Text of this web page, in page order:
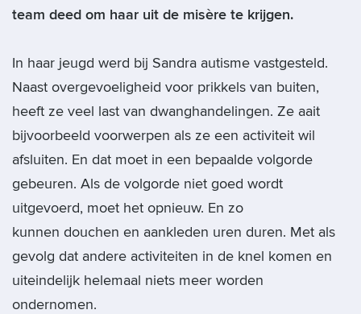
team deed om haar uit de misère te krijgen.
In haar jeugd werd bij Sandra autisme vastgesteld.
Naast overgevoeligheid voor prikkels van buiten,
heeft ze veel last van dwanghandelingen. Ze aait
bijvoorbeeld voorwerpen als ze een activiteit wil
afsluiten. En dat moet in een bepaalde volgorde
gebeuren. Als de volgorde niet goed wordt
uitgevoerd, moet het opnieuw. En zo
kunnen douchen en aankleden uren duren. Met als
gevolg dat andere activiteiten in de knel komen en
uiteindelijk helemaal niets meer worden
ondernomen.